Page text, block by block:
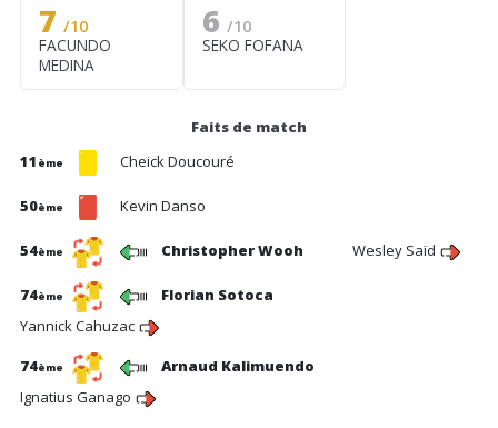
7 /10
FACUNDO
MEDINA
6 /10
SEKO FOFANA
Faits de match
11 ème Cheick Doucouré
50ème Kevin Danso
54ème Christopher Wooh Wesley Saïd
74ème
Florian Sotoca
Yannick Cahuzac
74ème
Arnaud Kalimuendo
Ignatius Ganago